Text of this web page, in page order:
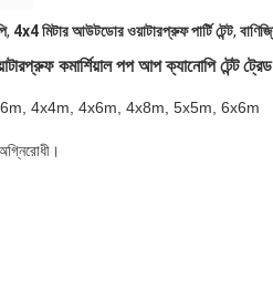
, 4x4 মিটার আউটডোর ওয়াটারপ্রুফ পার্টি টেন্ট,
কমার্শিয়াল পপ আপ ক্যানোপি টেন্ট ট্রেড
4x4m, 4x6m, 4x8m, 5x5m, 6x6m